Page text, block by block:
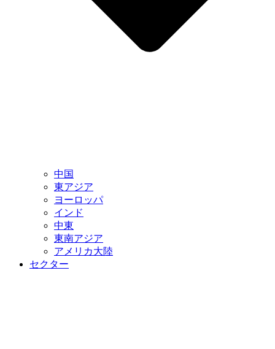
中国
東アジア
ヨーロッパ
インド
中東
東南アジア
アメリカ大陸
セクター